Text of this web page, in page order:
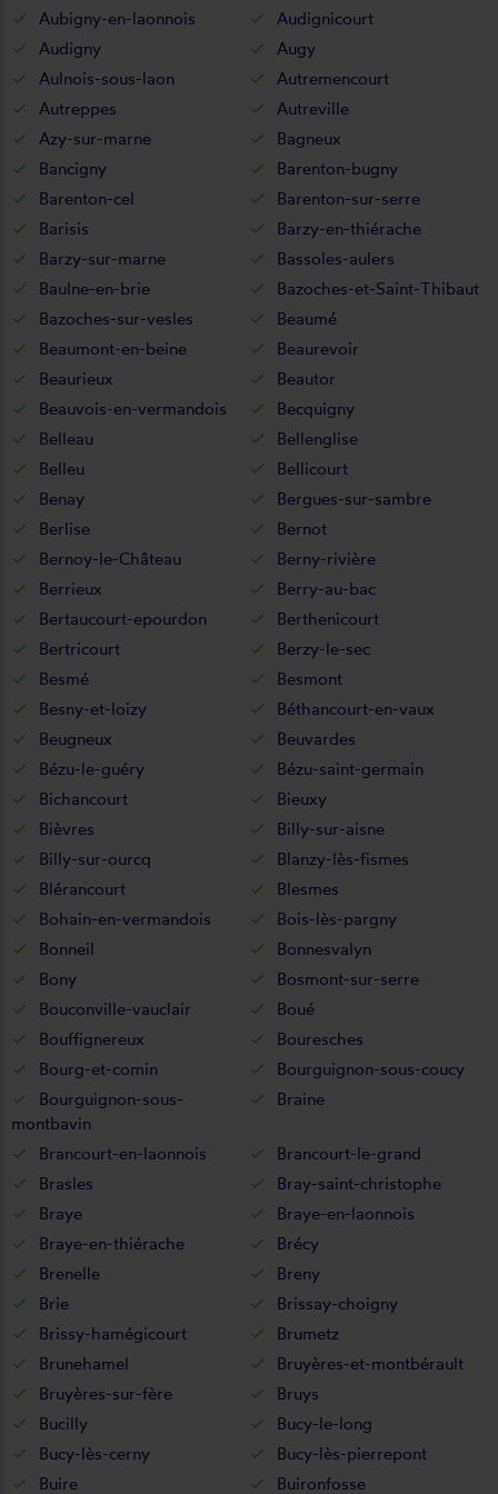
Aubigny-en-laonnois
Audignicourt
Audigny
Augy
Aulnois-sous-laon
Autremencourt
Autreppes
Autreville
Azy-sur-marne
Bagneux
Bancigny
Barenton-bugny
Barenton-cel
Barenton-sur-serre
Barisis
Barzy-en-thiérache
Barzy-sur-marne
Bassoles-aulers
Baulne-en-brie
Bazoches-et-Saint-Thibaut
Bazoches-sur-vesles
Beaumé
Beaumont-en-beine
Beaurevoir
Beaurieux
Beautor
Beauvois-en-vermandois
Becquigny
Belleau
Bellenglise
Belleu
Bellicourt
Benay
Bergues-sur-sambre
Berlise
Bernot
Bernoy-le-Château
Berny-rivière
Berrieux
Berry-au-bac
Bertaucourt-epourdon
Berthenicourt
Bertricourt
Berzy-le-sec
Besmé
Besmont
Besny-et-loizy
Béthancourt-en-vaux
Beugneux
Beuvardes
Bézu-le-guéry
Bézu-saint-germain
Bichancourt
Bieuxy
Bièvres
Billy-sur-aisne
Billy-sur-ourcq
Blanzy-lès-fismes
Blérancourt
Blesmes
Bohain-en-vermandois
Bois-lès-pargny
Bonneil
Bonnesvalyn
Bony
Bosmont-sur-serre
Bouconville-vauclair
Boué
Bouffignereux
Bouresches
Bourg-et-comin
Bourguignon-sous-coucy
Bourguignon-sous-
montbavin
Braine
Brancourt-en-laonnois
Brancourt-le-grand
Brasles
Bray-saint-christophe
Braye
Braye-en-laonnois
Braye-en-thiérache
Brécy
Brenelle
Breny
Brie
Brissay-choigny
Brissy-hamégicourt
Brumetz
Brunehamel
Bruyères-et-montbérault
Bruyères-sur-fère
Bruys
Bucilly
Bucy-le-long
Bucy-lès-cerny
Bucy-lès-pierrepont
Buire
Buironfosse